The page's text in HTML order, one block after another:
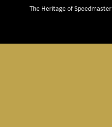
The Heritage of Speedmaster